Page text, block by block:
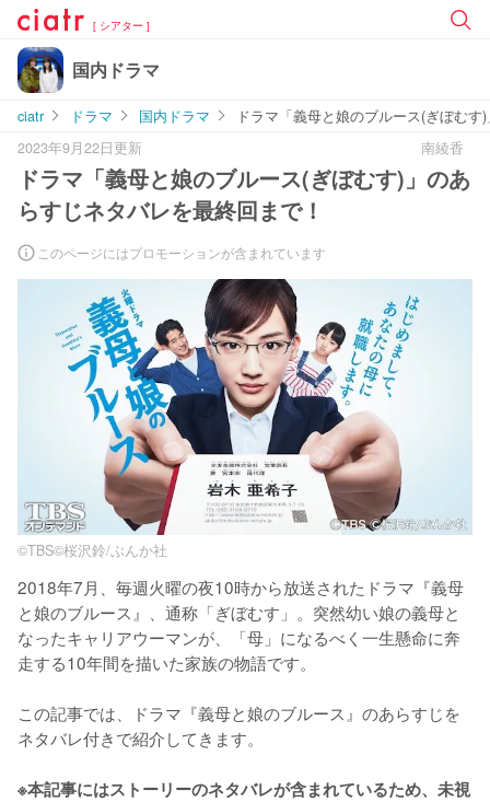
[ シアター ]
国内ドラマ
ciatr ドラマ 国内ドラマ
ドラマ「義母と娘のブルース(ぎぼむ
2023年9月22日更新
南綾香
ドラマ「義母と娘のブルース(ぎぼむす)」のあ
らすじネタバレを最終回まで！
このページにはプロモーションが含まれています
©TBS©桜沢鈴/ぶんか社
2018年7月、毎週火曜の夜10時から放送されたドラマ『義母
と娘のブルース』、通称「ぎぼむす」。突然幼い娘の義母と
なったキャリアウーマンが、「母」になるべく一生懸命に奔
走する10年間を描いた家族の物語です。
この記事では、ドラマ『義母と娘のブルース』のあらすじを
ネタバレ付きで紹介してきます。
※本記事にはストーリーのネタバレが含まれているため、未視